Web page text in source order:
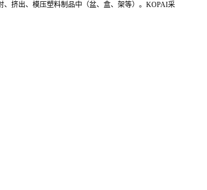
挤出、模压塑料制品中（盆、盒、架等）。KOPAI采